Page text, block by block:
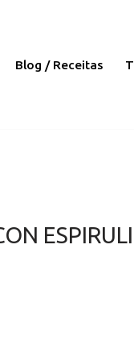
Blog / Receitas